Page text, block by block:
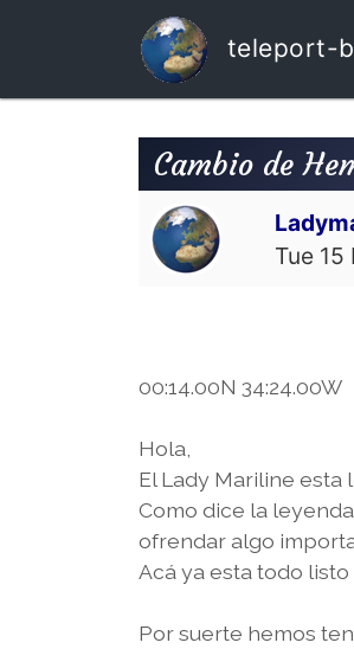
teleport-
Cambio de
Tue 15
00:14.00N 34:24.00W
Hola,
El Lady Mariline esta
Como dice la
ofrendar algo
Acá ya esta todo
Por suerte hemos